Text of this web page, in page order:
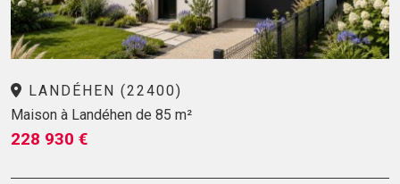
LANDÉHEN (22400)
Maison à Landéhen de 85 m²
228 930 €